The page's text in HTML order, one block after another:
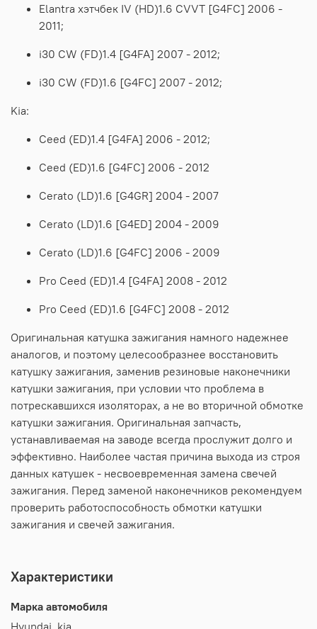
Elantra хэтчбек IV (HD)1.6 CVVT [G4FC] 2006 -
2011;
i30 CW (FD)1.4 [G4FA] 2007 - 2012;
i30 CW (FD)1.6 [G4FC] 2007 - 2012;
Kia:
Ceed (ED)1.4 [G4FA] 2006 - 2012;
Ceed (ED)1.6 [G4FC] 2006 - 2012
Cerato (LD)1.6 [G4GR] 2004 - 2007
Cerato (LD)1.6 [G4ED] 2004 - 2009
Cerato (LD)1.6 [G4FC] 2006 - 2009
Pro Ceed (ED)1.4 [G4FA] 2008 - 2012
Pro Ceed (ED)1.6 [G4FC] 2008 - 2012
Оригинальная катушка зажигания намного надежнее
аналогов, и поэтому целесообразнее восстановить
катушку зажигания, заменив резиновые наконечники
катушки зажигания, при условии что проблема в
потрескавшихся изоляторах, а не во вторичной обмотке
катушки зажигания. Оригинальная запчасть,
устанавливаемая на заводе всегда прослужит долго и
эффективно. Наиболее частая причина выхода из строя
данных катушек - несвоевременная замена свечей
зажигания. Перед заменой наконечников рекомендуем
проверить работоспособность обмотки катушки
зажигания и свечей зажигания.
Характеристики
Марка автомобиля
Hyundai, kia